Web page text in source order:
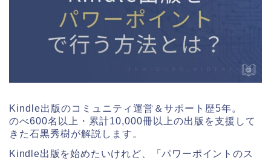
Kindle出版のコミュニティ運営＆サポート歴5年。
のべ600名以上・累計10,000冊以上の出版を支援して
きた石黒秀樹が解説します。
Kindle出版を始めたいけれど、「パワーポイントのス